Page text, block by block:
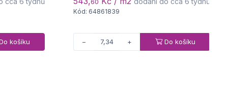
košíku
60
Kód: 64861839
− + Do košíku